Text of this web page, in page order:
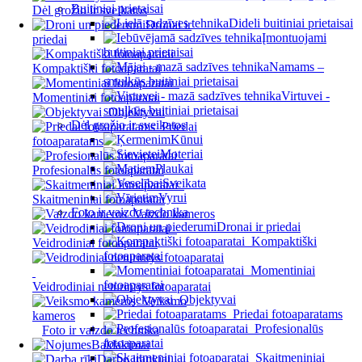
Dėl grožio ir sveikatos
Dronai ir
priedai
Kompaktiški fotoaparatai
Momentiniai fotoaparatai
Objektyvai
Priedai
fotoaparatams
Profesionalūs fotoaparatai
Skaitmeniniai fotoaparatai
Vaizdo kameros
Veidrodiniai fotoaparatai
Veidrodiniai neturintys fotoaparatai
Veiksmo
kameros
Foto ir vaizdo technika
Baldakimai
Darbo įrankiai
Buitiniai prietaisai
Dideli buitiniai prietaisai
Įmontuojami
buitiniai prietaisai
Namams –
smulkūs buitiniai prietaisai
Virtuvei -
smulkūs buitiniai prietaisai
Dėl grožio ir sveikatos
Kūnui
Moteriai
Plaukai
Sveikata
Vyrui
Foto ir vaizdo technika
Dronai ir priedai
Kompaktiški
fotoaparatai
Momentiniai
fotoaparatai
Objektyvai
Priedai fotoaparatams
Profesionalūs
fotoaparatai
Skaitmeniniai